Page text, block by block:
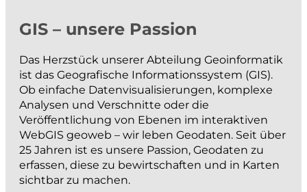
projektieren und bauen
Strassenbau
Kanalisationsbau
Werkleitungen
Anlagen der Siedlungswasserwirtschaft
GIS – unsere Passion
Das Herzstück unserer Abteilung Geoinformatik
ist das Geografische Informationssystem (GIS).
Ob einfache Datenvisualisierungen, komplexe
Analysen und Verschnitte oder die
Veröffentlichung von Ebenen im interaktiven
WebGIS geoweb – wir leben Geodaten. Seit über
25 Jahren ist es unsere Passion, Geodaten zu
erfassen, diese zu bewirtschaften und in Karten
sichtbar zu machen.